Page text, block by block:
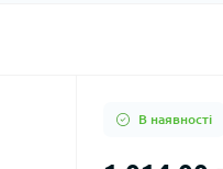
В наявності